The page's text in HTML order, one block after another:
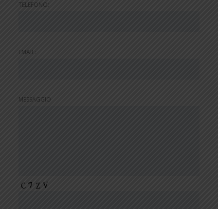
TELEFONO:
EMAIL:
MESSAGGIO